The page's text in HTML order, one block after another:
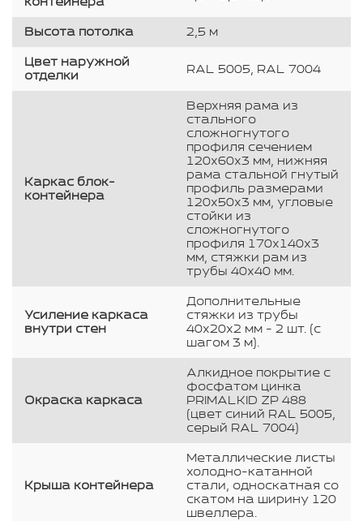
Высота потолка 2,5 м
Цвет наружной
отделки
RAL 5005, RAL 7004
Каркас блок-
контейнера
Верхняя рама из
стального
сложногнутого
профиля сечением
120х60х3 мм, нижняя
рама стальной гнутый
профиль размерами
120х50х3 мм, угловые
стойки из
сложногнутого
профиля 170х140х3
мм, стяжки рам из
трубы 40х40 мм.
Усиление каркаса
внутри стен
Дополнительные
стяжки из трубы
40х20х2 мм - 2 шт. (с
шагом 3 м).
Окраска каркаса
Алкидное покрытие с
фосфатом цинка
PRIMALKID ZP 488
(цвет синий RAL 5005,
серый RAL 7004)
Крыша контейнера
Металлические листы
холодно-катанной
стали, односкатная со
скатом на ширину 120
швеллера.